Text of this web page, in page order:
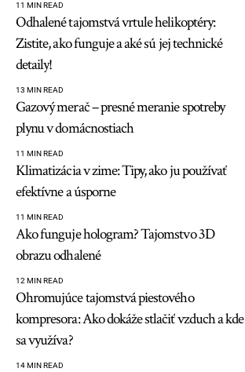
11 MIN READ
Odhalené tajomstvá vrtule helikoptéry:
Zistite, ako funguje a aké sú jej technické
detaily!
13 MIN READ
Gazový merač – presné meranie spotreby
plynu v domácnostiach
11 MIN READ
Klimatizácia v zime: Tipy, ako ju používať
efektívne a úsporne
11 MIN READ
Ako funguje hologram? Tajomstvo 3D
obrazu odhalené
12 MIN READ
Ohromujúce tajomstvá piestového
kompresora: Ako dokáže stlačiť vzduch a kde
sa využíva?
14 MIN READ